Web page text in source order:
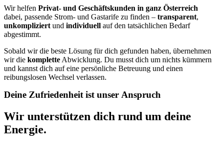
Wir helfen Privat- und Geschäftskunden in ganz Österreich
dabei, passende Strom- und Gastarife zu finden – transparent,
unkompliziert und individuell auf den tatsächlichen Bedarf
abgestimmt.
Sobald wir die beste Lösung für dich gefunden haben, übernehmen
wir die komplette Abwicklung. Du musst dich um nichts kümmern
und kannst dich auf eine persönliche Betreuung und einen
reibungslosen Wechsel verlassen.
Deine Zufriedenheit ist unser Anspruch
Wir unterstützen dich rund um deine
Energie.